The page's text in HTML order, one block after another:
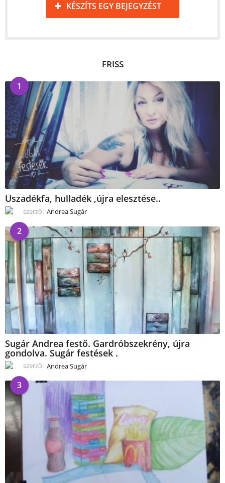
KÉSZÍTS EGY BEJEGYZÉST
FRISS
1
Uszadékfa, hulladék ,újra elesztése..
szerző: Andrea Sugár
2
Sugár Andrea festő. Gardróbszekrény, újra
gondolva. Sugár festések .
szerző: Andrea Sugár
3